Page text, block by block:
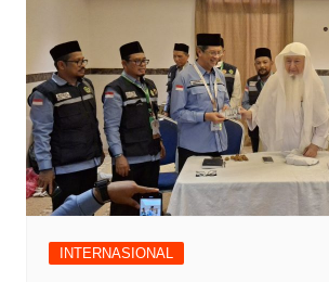
INTERNASIONAL